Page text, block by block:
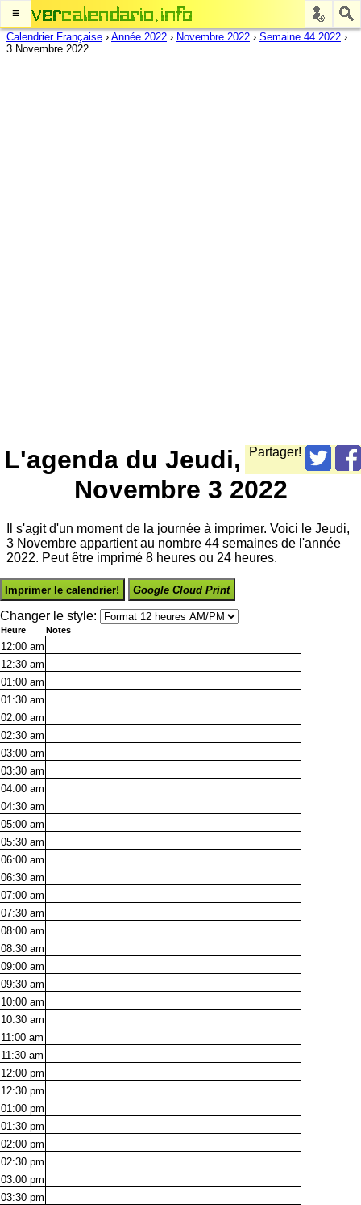
≡
Calendrier Française › Année 2022 › Novembre 2022 › Semaine 44 2022 ›
3 Novembre 2022
Partager!
L'agenda du Jeudi,
Novembre 3 2022
Il s'agit d'un moment de la journée à imprimer. Voici le Jeudi,
3 Novembre appartient au nombre 44 semaines de l'année
2022. Peut être imprimé 8 heures ou 24 heures.
Imprimer le calendrier! Google Cloud Print
Changer le style:
Heure Notes
12:00 am
12:30 am
01:00 am
01:30 am
02:00 am
02:30 am
03:00 am
03:30 am
04:00 am
04:30 am
05:00 am
05:30 am
06:00 am
06:30 am
07:00 am
07:30 am
08:00 am
08:30 am
09:00 am
09:30 am
10:00 am
10:30 am
11:00 am
11:30 am
12:00 pm
12:30 pm
01:00 pm
01:30 pm
02:00 pm
02:30 pm
03:00 pm
03:30 pm